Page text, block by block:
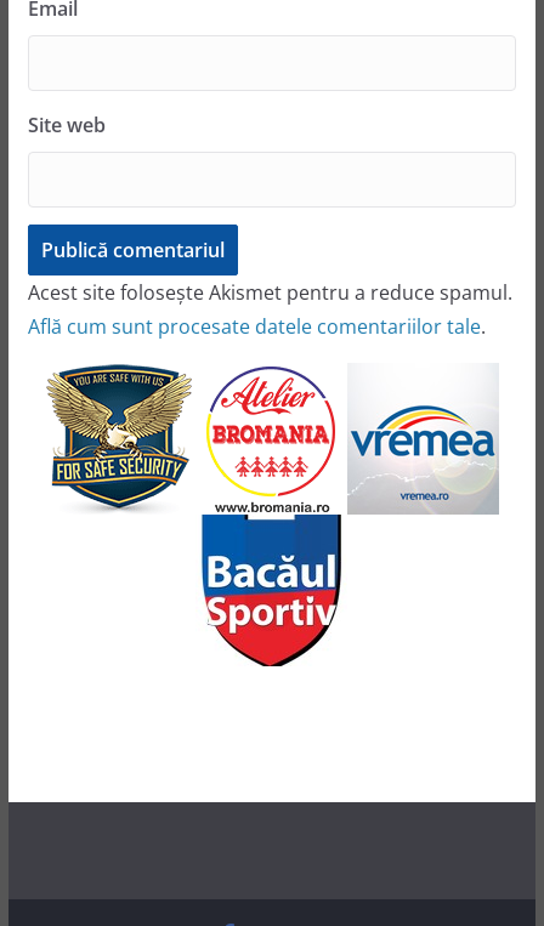
Email
Site web
Acest site folosește Akismet pentru a reduce spamul.
Află cum sunt procesate datele comentariilor tale.